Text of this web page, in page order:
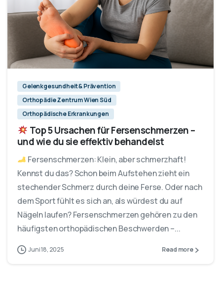
Gelenkgesundheit & Prävention
Orthopädie Zentrum Wien Süd
Orthopädische Erkrankungen
Top 5 Ursachen für Fersenschmerzen –
und wie du sie effektiv behandelst
Fersenschmerzen: Klein, aber schmerzhaft!
Kennst du das? Schon beim Aufstehen zieht ein
stechender Schmerz durch deine Ferse. Oder nach
dem Sport fühlt es sich an, als würdest du auf
Nägeln laufen? Fersenschmerzen gehören zu den
häufigsten orthopädischen Beschwerden –...
Juni 18, 2025 Read more